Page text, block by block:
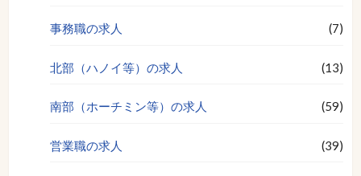
事務職の求人 (7)
北部（ハノイ等）の求人 (13)
南部（ホーチミン等）の求人 (59)
営業職の求人 (39)